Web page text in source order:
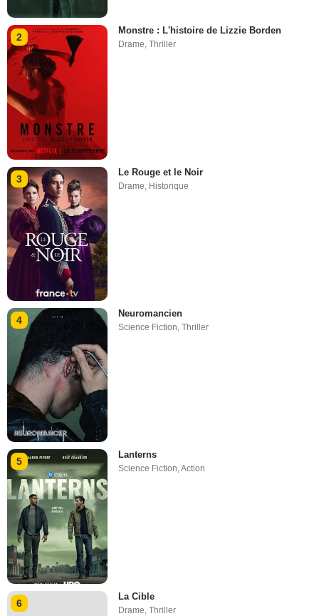
2
Monstre : L'histoire de Lizzie Borden
Drame,Thriller
3
Le Rouge et le Noir
Drame Historique
4
Neuromancien
Science Fiction,Thriller
5
Lanterns
Science Fiction,Action
6
La Cible
Drame ,Thriller